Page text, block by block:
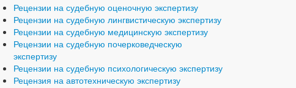
Рецензии на судебную оценочную экспертизу
Рецензии на судебную лингвистическую экспертизу
Рецензии на судебную медицинскую экспертизу
Рецензии на судебную почерковедческую
экспертизу
Рецензии на судебную психологическую экспертизу
Рецензия на автотехническую экспертизу